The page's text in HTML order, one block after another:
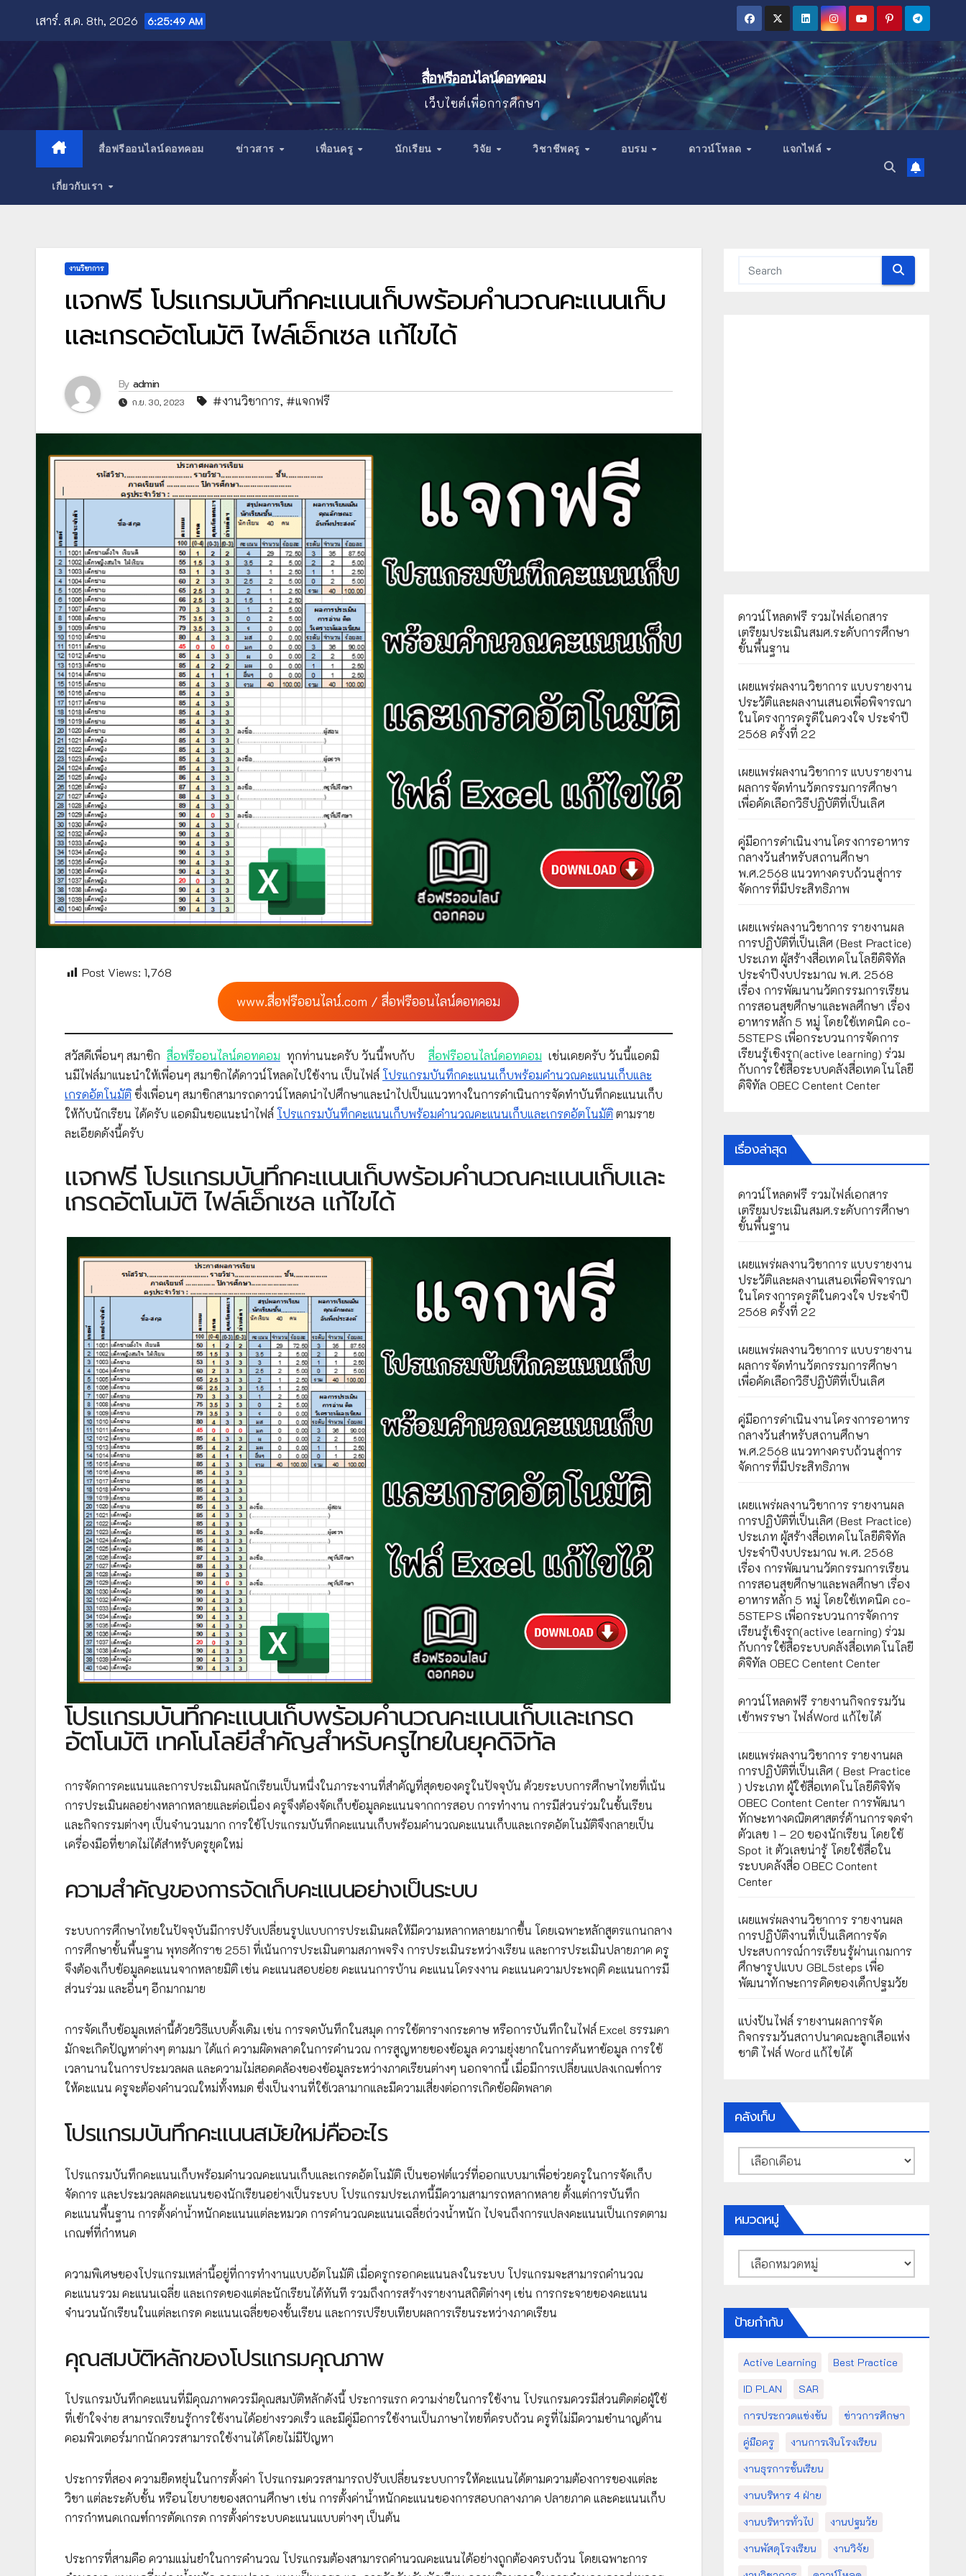
content
เสาร์. ส.ค. 8th, 2026 6:25:51 AM
สื่อฟรีออนไลน์ดอทคอม
เว็บไซต์เพื่อการศึกษา
สื่อฟรีออนไลน์ดอทคอม ข่าวสาร เพื่อนครู นักเรียน วิจัย วิชาชีพครู อบรม ดาวน์โหลด แจกไฟล์
เกี่ยวกับเรา
งานวิชาการ
แจกฟรี โปรแกรมบันทึกคะแนนเก็บพร้อมคำนวณคะแนนเก็บ
และเกรดอัตโนมัติ ไฟล์เอ็กเซล แก้ไขได้
By admin
ก.ย. 30, 2023 #งานวิชาการ, #แจกฟรี
Post Views: 1,768
www.สื่อฟรีออนไลน์.com / สื่อฟรีออนไลน์ดอทคอม
สวัสดีเพื่อนๆ สมาชิก สื่อฟรีออนไลน์ดอทคอม ทุกท่านนะครับ วันนี้พบกับ สื่อฟรีออนไลน์ดอทคอม เช่นเคยครับ วันนี้แอดมิ
นมีไฟล์มาแนะนำให้เพื่อนๆ สมาชิกได้ดาวน์โหลดไปใช้งาน เป็นไฟล์ โปรแกรมบันทึกคะแนนเก็บพร้อมคำนวณคะแนนเก็บและ
เกรดอัตโนมัติ ซึ่งเพื่อนๆ สมาชิกสามารถดาวน์โหลดนำไปศึกษาและนำไปเป็นแนวทางในการดำเนินการจัดทำบันทึกคะแนนเก็บ
ให้กับนักเรียน ได้ครับ แอดมินขอแนะนำไฟล์ โปรแกรมบันทึกคะแนนเก็บพร้อมคำนวณคะแนนเก็บและเกรดอัตโนมัติตามราย
ละเอียดดังนี้ครับ
แจกฟรี โปรแกรมบันทึกคะแนนเก็บพร้อมคำนวณคะแนนเก็บและ
เกรดอัตโนมัติ ไฟล์เอ็กเซล แก้ไขได้
โปรแกรมบันทึกคะแนนเก็บพร้อมคำนวณคะแนนเก็บและเกรด
อัตโนมัติ เทคโนโลยีสำคัญสำหรับครูไทยในยุคดิจิทัล
การจัดการคะแนนและการประเมินผลนักเรียนเป็นหนึ่งในภาระงานที่สำคัญที่สุดของครูในปัจจุบัน ด้วยระบบการศึกษาไทยที่เน้น
การประเมินผลอย่างหลากหลายและต่อเนื่อง ครูจึงต้องจัดเก็บข้อมูลคะแนนจากการสอบ การทำงาน การมีส่วนร่วมในชั้นเรียน
และกิจกรรมต่างๆ เป็นจำนวนมาก การใช้โปรแกรมบันทึกคะแนนเก็บพร้อมคำนวณคะแนนเก็บและเกรดอัตโนมัติจึงกลายเป็น
เครื่องมือที่ขาดไม่ได้สำหรับครูยุคใหม่
ความสำคัญของการจัดเก็บคะแนนอย่างเป็นระบบ
ระบบการศึกษาไทยในปัจจุบันมีการปรับเปลี่ยนรูปแบบการประเมินผลให้มีความหลากหลายมากขึ้น โดยเฉพาะหลักสูตรแกนกลาง
การศึกษาขั้นพื้นฐาน พุทธศักราช 2551 ที่เน้นการประเมินตามสภาพจริง การประเมินระหว่างเรียน และการประเมินปลายภาค ครู
จึงต้องเก็บข้อมูลคะแนนจากหลายมิติ เช่น คะแนนสอบย่อย คะแนนการบ้าน คะแนนโครงงาน คะแนนความประพฤติ คะแนนการมี
ส่วนร่วม และอื่นๆ อีกมากมาย
การจัดเก็บข้อมูลเหล่านี้ด้วยวิธีแบบดั้งเดิม เช่น การจดบันทึกในสมุด การใช้ตารางกระดาษ หรือการบันทึกในไฟล์ Excel ธรรมดา
มักจะเกิดปัญหาต่างๆ ตามมา ได้แก่ ความผิดพลาดในการคำนวณ การสูญหายของข้อมูล ความยุ่งยากในการค้นหาข้อมูล การใช้
เวลานานในการประมวลผล และความไม่สอดคล้องของข้อมูลระหว่างภาคเรียนต่างๆ นอกจากนี้ เมื่อมีการเปลี่ยนแปลงเกณฑ์การ
ให้คะแนน ครูจะต้องคำนวณใหม่ทั้งหมด ซึ่งเป็นงานที่ใช้เวลามากและมีความเสี่ยงต่อการเกิดข้อผิดพลาด
โปรแกรมบันทึกคะแนนสมัยใหม่คืออะไร
โปรแกรมบันทึกคะแนนเก็บพร้อมคำนวณคะแนนเก็บและเกรดอัตโนมัติ เป็นซอฟต์แวร์ที่ออกแบบมาเพื่อช่วยครูในการจัดเก็บ
จัดการ และประมวลผลคะแนนของนักเรียนอย่างเป็นระบบ โปรแกรมประเภทนี้มีความสามารถหลากหลาย ตั้งแต่การบันทึก
คะแนนพื้นฐาน การตั้งค่าน้ำหนักคะแนนแต่ละหมวด การคำนวณคะแนนเฉลี่ยถ่วงน้ำหนัก ไปจนถึงการแปลงคะแนนเป็นเกรดตาม
เกณฑ์ที่กำหนด
ความพิเศษของโปรแกรมเหล่านี้อยู่ที่การทำงานแบบอัตโนมัติ เมื่อครูกรอกคะแนนลงในระบบ โปรแกรมจะสามารถคำนวณ
คะแนนรวม คะแนนเฉลี่ย และเกรดของแต่ละนักเรียนได้ทันที รวมถึงการสร้างรายงานสถิติต่างๆ เช่น การกระจายของคะแนน
จำนวนนักเรียนในแต่ละเกรด คะแนนเฉลี่ยของชั้นเรียน และการเปรียบเทียบผลการเรียนระหว่างภาคเรียน
คุณสมบัติหลักของโปรแกรมคุณภาพ
โปรแกรมบันทึกคะแนนที่มีคุณภาพควรมีคุณสมบัติหลักดังนี้ ประการแรก ความง่ายในการใช้งาน โปรแกรมควรมีส่วนติดต่อผู้ใช้
ที่เข้าใจง่าย สามารถเรียนรู้การใช้งานได้อย่างรวดเร็ว และมีคู่มือการใช้งานเป็นภาษาไทยที่ครบถ้วน ครูที่ไม่มีความชำนาญด้าน
คอมพิวเตอร์มากนักควรสามารถใช้งานได้โดยไม่มีปัญหา
ประการที่สอง ความยืดหยุ่นในการตั้งค่า โปรแกรมควรสามารถปรับเปลี่ยนระบบการให้คะแนนได้ตามความต้องการของแต่ละ
วิชา แต่ละระดับชั้น หรือนโยบายของสถานศึกษา เช่น การตั้งค่าน้ำหนักคะแนนของการสอบกลางภาค ปลายภาค และคะแนนเก็บ
การกำหนดเกณฑ์การตัดเกรด การตั้งค่าระบบคะแนนแบบต่างๆ เป็นต้น
ประการที่สามคือ ความแม่นยำในการคำนวณ โปรแกรมต้องสามารถคำนวณคะแนนได้อย่างถูกต้องครบถ้วน โดยเฉพาะการ
ดาวน์โหลดฟรี รวมไฟล์เอกสาร
เตรียมประเมินสมศ.ระดับการศึกษา
ขั้นพื้นฐาน
เผยแพร่ผลงานวิชาการ แบบรายงาน
ประวัติและผลงานเสนอเพื่อพิจารณา
ในโครงการครูดีในดวงใจ ประจำปี
2568 ครั้งที่ 22
เผยแพร่ผลงานวิชาการ แบบรายงาน
ผลการจัดทำนวัตกรรมการศึกษา
เพื่อคัดเลือกวิธีปฏิบัติที่เป็นเลิศ
คู่มือการดำเนินงานโครงการอาหาร
กลางวันสำหรับสถานศึกษา
พ.ศ.2568 แนวทางครบถ้วนสู่การ
จัดการที่มีประสิทธิภาพ
เผยเเพร่ผลงานวิชาการ รายงานผล
การปฏิบัติที่เป็นเลิศ (Best Practice)
ประเภท ผู้สร้างสื่อเทคโนโลยีดิจิทัล
ประจำปีงบประมาณ พ.ศ. 2568
เรื่อง การพัฒนานวัตกรรมการเรียน
การสอนสุขศึกษาและพลศึกษา เรื่อง
อาหารหลัก 5 หมู่ โดยใช้เทคนิค co-
5STEPS เพื่อกระบวนการจัดการ
เรียนรู้เชิงรุก(active learning) ร่วม
กับการใช้สื่อระบบคลังสื่อเทคโนโลยี
ดิจิทัล OBEC Centent Center
เรื่องล่าสุด
ดาวน์โหลดฟรี รวมไฟล์เอกสาร
เตรียมประเมินสมศ.ระดับการศึกษา
ขั้นพื้นฐาน
เผยแพร่ผลงานวิชาการ แบบรายงาน
ประวัติและผลงานเสนอเพื่อพิจารณา
ในโครงการครูดีในดวงใจ ประจำปี
2568 ครั้งที่ 22
เผยแพร่ผลงานวิชาการ แบบรายงาน
ผลการจัดทำนวัตกรรมการศึกษา
เพื่อคัดเลือกวิธีปฏิบัติที่เป็นเลิศ
คู่มือการดำเนินงานโครงการอาหาร
กลางวันสำหรับสถานศึกษา
พ.ศ.2568 แนวทางครบถ้วนสู่การ
จัดการที่มีประสิทธิภาพ
เผยเเพร่ผลงานวิชาการ รายงานผล
การปฏิบัติที่เป็นเลิศ (Best Practice)
ประเภท ผู้สร้างสื่อเทคโนโลยีดิจิทัล
ประจำปีงบประมาณ พ.ศ. 2568
เรื่อง การพัฒนานวัตกรรมการเรียน
การสอนสุขศึกษาและพลศึกษา เรื่อง
อาหารหลัก 5 หมู่ โดยใช้เทคนิค co-
5STEPS เพื่อกระบวนการจัดการ
เรียนรู้เชิงรุก(active learning) ร่วม
กับการใช้สื่อระบบคลังสื่อเทคโนโลยี
ดิจิทัล OBEC Centent Center
ดาวน์โหลดฟรี รายงานกิจกรรมวัน
เข้าพรรษา ไฟล์Word แก้ไขได้
เผยแพร่ผลงานวิชาการ รายงานผล
การปฏิบัติที่เป็นเลิศ ( Best Practice
) ประเภท ผู้ใช้สื่อเทคโนโลยีดิจิทัจ
OBEC Content Center การพัฒนา
ทักษะทางคณิตศาสตร์ด้านการจดจำ
ตัวเลข 1 – 20 ของนักเรียน โดยใช้
Spot it ตัวเลขน่ารู้ โดยใช้สื่อใน
ระบบคลังสื่อ OBEC Content
Center
เผยแพร่ผลงานวิชาการ รายงานผล
การปฏิบัติงานที่เป็นเลิศการจัด
ประสบการณ์การเรียนรู้ผ่านเกมการ
ศึกษารูปแบบ GBL5steps เพื่อ
พัฒนาทักษะการคิดของเด็กปฐมวัย
แบ่งปันไฟล์ รายงานผลการจัด
กิจกรรมวันสถาปนาคณะลูกเสือแห่ง
ชาติ ไฟล์ Word แก้ไขได้
คลังเก็บ
คลัง
เก็บ
หมวดหมู่
หมวด
หมู่
ป้ายกำกับ
Active Learning
Best Practice
ID PLAN
SAR
การประกวดแข่งขัน
ข่าวการศึกษา
คู่มือครู
งานการเงินโรงเรียน
งานธุรการชั้นเรียน
งานบริหาร 4 ฝ่าย
งานบริหารทั่วไป
งานปฐมวัย
งานพัสดุโรงเรียน
งานวิจัย